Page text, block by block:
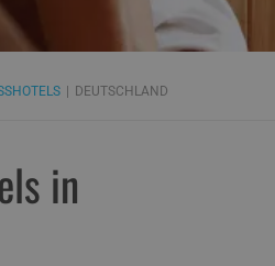
DEUTSCHLAND
in